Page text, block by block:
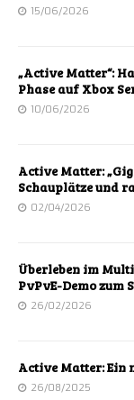
15/06/2026
„Active Matter“:
Phase auf Xbox
10/06/2026
Active Matter:
Schauplätze und
02/04/2026
Überleben im
PvPvE-Demo zum
26/02/2026
Active Matter: Ein
26/08/2025